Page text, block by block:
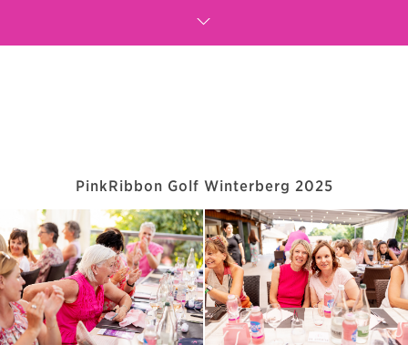
PinkRibbon Golf Winterberg 2025